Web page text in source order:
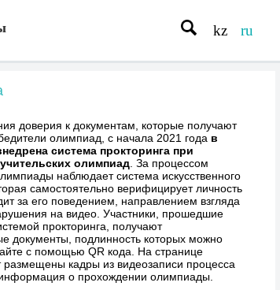
kz ru
доверия к документам, которые получают
олимпиад, c начала 2021 года в
система прокторинга при
олимпиад . За процессом
наблюдает система искусственного
самостоятельно верифицирует личность
за его поведением, направлением взгляда
на видео. Участники, прошедшие
прокторинга, получают
документы, подлинность которых можно
с помощью QR кода. На странице
размещены кадры из видеозаписи процесса
о прохождении олимпиады.